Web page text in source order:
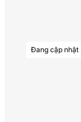
Đang cập nhật